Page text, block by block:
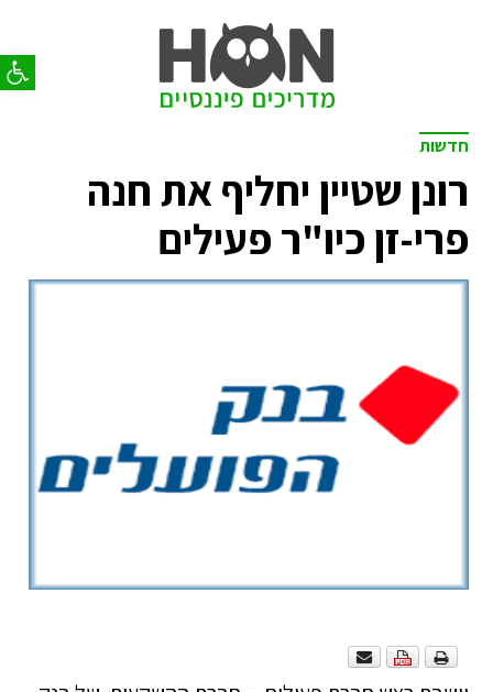
פתח
חדשות
רונן שטיין יחליף את חנה
פרי-זן כיו"ר פעילים